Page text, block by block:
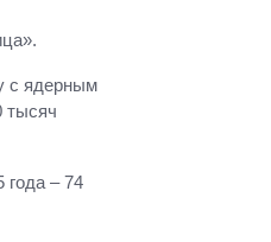
с ядерным
тысяч
года – 74